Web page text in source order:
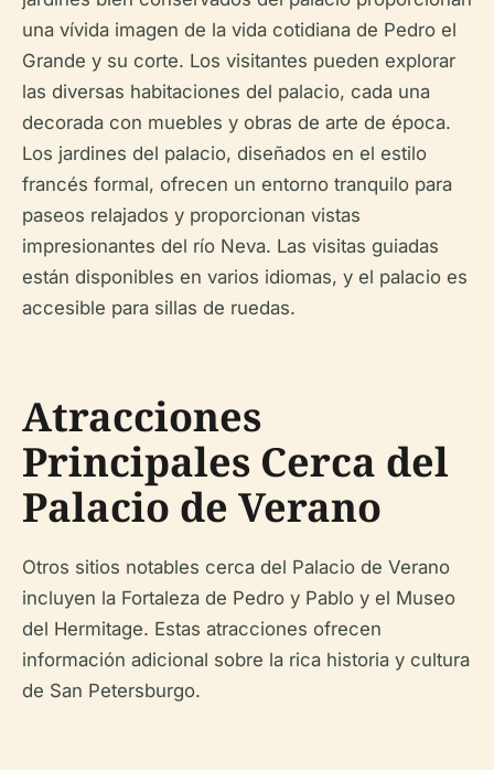
una vívida imagen de la vida cotidiana de Pedro el
Grande y su corte. Los visitantes pueden explorar
las diversas habitaciones del palacio, cada una
decorada con muebles y obras de arte de época.
Los jardines del palacio, diseñados en el estilo
francés formal, ofrecen un entorno tranquilo para
paseos relajados y proporcionan vistas
impresionantes del río Neva. Las visitas guiadas
están disponibles en varios idiomas, y el palacio es
accesible para sillas de ruedas.
Atracciones
Principales Cerca del
Palacio de Verano
Otros sitios notables cerca del Palacio de Verano
incluyen la Fortaleza de Pedro y Pablo y el Museo
del Hermitage. Estas atracciones ofrecen
información adicional sobre la rica historia y cultura
de San Petersburgo.